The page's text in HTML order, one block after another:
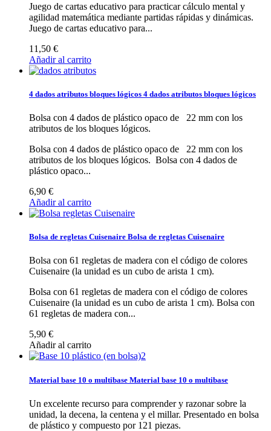
Juego de cartas educativo para practicar cálculo mental y
agilidad matemática mediante partidas rápidas y dinámicas.
Juego de cartas educativo para...
11,50 €
Añadir al carrito
4 dados atributos bloques lógicos 4 dados atributos bloques lógicos
Bolsa con 4 dados de plástico opaco de 22 mm con los
atributos de los bloques lógicos.
Bolsa con 4 dados de plástico opaco de 22 mm con los
atributos de los bloques lógicos. Bolsa con 4 dados de
plástico opaco...
6,90 €
Añadir al carrito
Bolsa de regletas Cuisenaire Bolsa de regletas Cuisenaire
Bolsa con 61 regletas de madera con el código de colores
Cuisenaire (la unidad es un cubo de arista 1 cm).
Bolsa con 61 regletas de madera con el código de colores
Cuisenaire (la unidad es un cubo de arista 1 cm). Bolsa con
61 regletas de madera con...
5,90 €
Añadir al carrito
Material base 10 o multibase Material base 10 o multibase
Un excelente recurso para comprender y razonar sobre la
unidad, la decena, la centena y el millar. Presentado en bolsa
de plástico y compuesto por 121 piezas.